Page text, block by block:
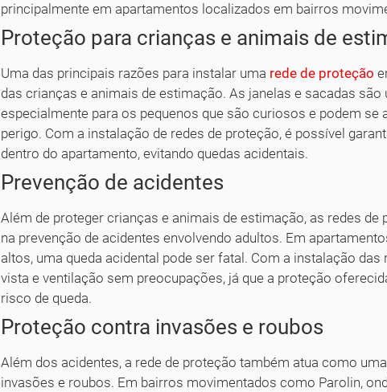
principalmente em apartamentos localizados em bairros
Proteção para crianças e animais de
Uma das principais razões para instalar uma rede de proteção
das crianças e animais de estimação. As janelas e sacadas são
especialmente para os pequenos que são curiosos e podem se
perigo. Com a instalação de redes de proteção, é possível
dentro do apartamento, evitando quedas acidentais.
Prevenção de acidentes
Além de proteger crianças e animais de estimação, as redes
na prevenção de acidentes envolvendo adultos. Em
altos, uma queda acidental pode ser fatal. Com a instalação das
vista e ventilação sem preocupações, já que a proteção
risco de queda.
Proteção contra invasões e roubos
Além dos acidentes, a rede de proteção também atua como
invasões e roubos. Em bairros movimentados como Parolin,